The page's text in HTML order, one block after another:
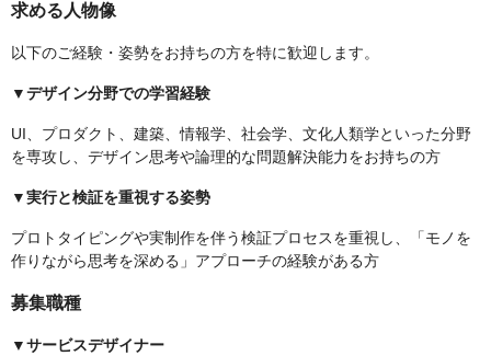
求める人物像
以下のご経験・姿勢をお持ちの方を特に歓迎します。
▼デザイン分野での学習経験
UI、プロダクト、建築、情報学、社会学、文化人類学といった分野
を専攻し、デザイン思考や論理的な問題解決能力をお持ちの方
▼実行と検証を重視する姿勢
プロトタイピングや実制作を伴う検証プロセスを重視し、「モノを
作りながら思考を深める」アプローチの経験がある方
募集職種
▼サービスデザイナー